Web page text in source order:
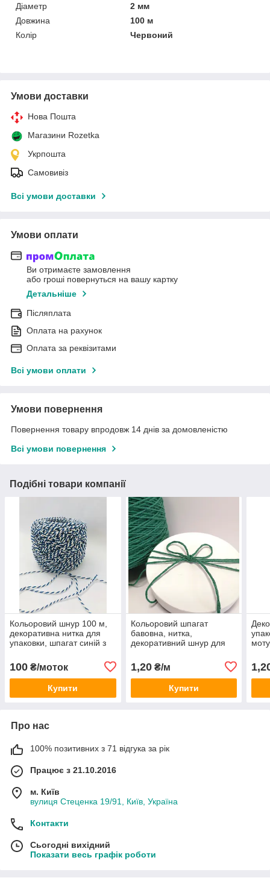
Діаметр
2 мм
Довжина
100 м
Колір
Червоний
Умови доставки
Нова Пошта
Магазини Rozetka
Укрпошта
Самовивіз
Всі умови доставки
Умови оплати
Ви отримаєте замовлення
або гроші повернуться на вашу картку
Детальніше
Післяплата
Оплата на рахунок
Оплата за реквізитами
Всі умови оплати
Умови повернення
Повернення товару впродовж 14 днів за домовленістю
Всі умови повернення
Подібні товари компанії
Кольоровий шнур 100 м,
декоративна нитка для
упаковки, шпагат синій з
100 ₴/моток
Купити
Кольоровий шпагат
бавовна, нитка,
декоративний шнур для
1,20₴/м
Купити
Про нас
100% позитивних з 71 відгука за рік
Працює з 21.10.2016
м. Київ
вулиця Стеценка 19/91, Київ, Україна
Контакти
Сьогодні вихідний
Показати весь графік роботи